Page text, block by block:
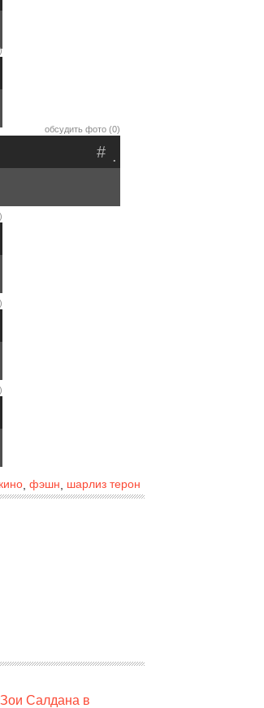
обсудить фото (0)
.
#
кино фэшн шарлиз терон